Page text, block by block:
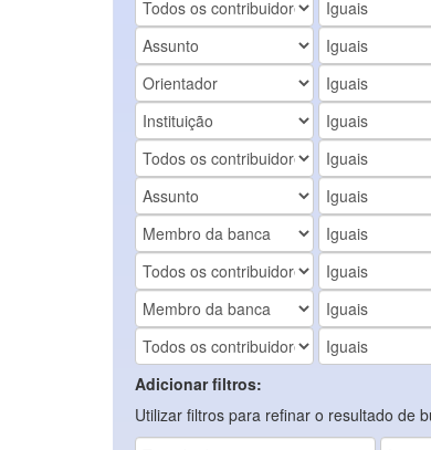
Adicionar filtros:
Utilizar filtros para refinar o resultado de